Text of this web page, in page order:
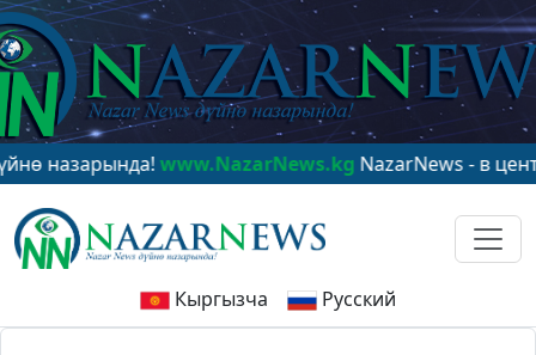
www.NazarNews.kgNazarNews - в центре
Кыргызча Русский